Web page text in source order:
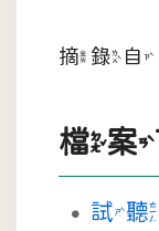
摘錄自
檔
試